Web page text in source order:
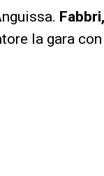
Fabbri,
la gara